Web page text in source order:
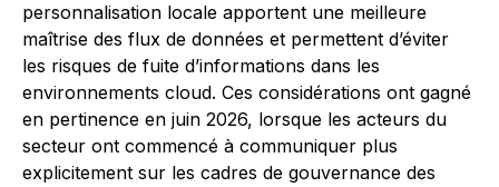
personnalisation locale apportent une meilleure
maîtrise des flux de données et permettent d’éviter
les risques de fuite d’informations dans les
environnements cloud. Ces considérations ont gagné
en pertinence en juin 2026, lorsque les acteurs du
secteur ont commencé à communiquer plus
explicitement sur les cadres de gouvernance des